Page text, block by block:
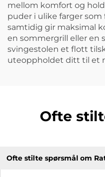
mellom komfort og
puder i ulike farger
samtidig gir maksimal
en sommergrill eller en
svingestolen et flott
uteoppholdet ditt til et
Ofte
Ofte stilte spørsmål om